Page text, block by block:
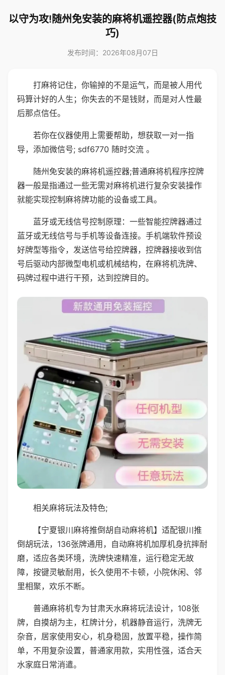
以守为攻!随州免安装的麻将机遥控器(防点炮技
巧)
发布时间：2026年08月07日
打麻将记住，你输掉的不是运气，而是被人用代
码算计好的人生；你失去的不是钱财，而是对人性最
后那点信任。
若你在仪器使用上需要帮助，想获取一对一指
导，添加微信号; sdf6770 随时交流 。
随州免安装的麻将机遥控器;普通麻将机程序控牌
器一般是指通过一些无需对麻将机进行复杂安装操作
就能实现控制麻将牌功能的设备或工具。
蓝牙或无线信号控制原理：一些智能控牌器通过
蓝牙或无线信号与手机等设备连接。手机端软件预设
好牌型等指令，发送信号给控牌器，控牌器接收到信
号后驱动内部微型电机或机械结构，在麻将机洗牌、
码牌过程中进行干预，达到控牌目的。
相关麻将玩法及特色;
【宁夏银川麻将推倒胡自动麻将机】适配银川推
倒胡玩法，136张牌通用，自动麻将机加厚机身抗摔耐
磨，适应各类环境，洗牌快速精准，运行稳定无故
障，按键灵敏耐用，长久使用不卡顿，小院休闲、邻
里相聚，欢乐不断。
普通麻将机专为甘肃天水麻将玩法设计，108张
牌，自摸胡为主，杠牌计分，机器静音运行，洗牌无
杂音，居家使用安心，机身稳固，放置平稳，操作简
单，不用复杂设置，普通家用款，实用性强，适合天
水家庭日常消遣。